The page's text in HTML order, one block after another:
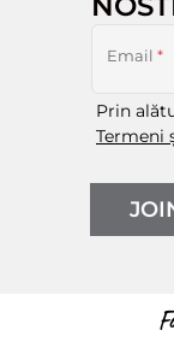
Email *
Prin
Termeni